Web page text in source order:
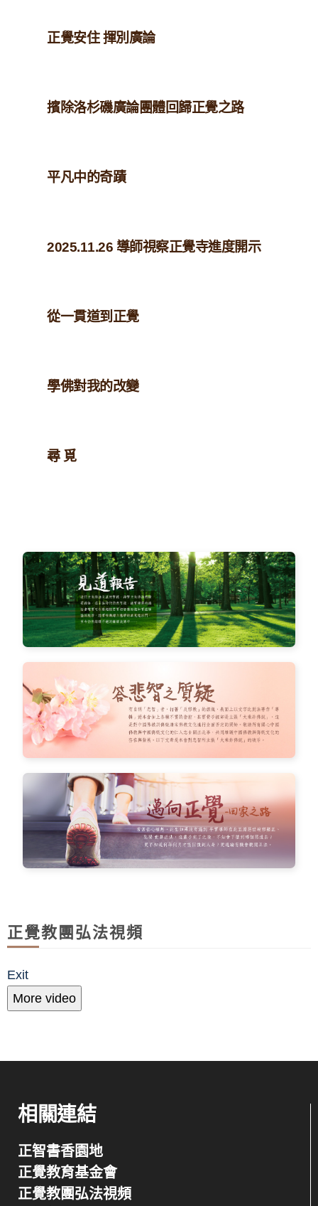
正覺安住 揮別廣論
擯除洛杉磯廣論團體回歸正覺之路
平凡中的奇蹟
2025.11.26 導師視察正覺寺進度開示
從一貫道到正覺
學佛對我的改變
尋 覓
正覺教團弘法視頻
Exit
More video
相關連結
正智書香園地
正覺教育基金會
正覺教團弘法視頻